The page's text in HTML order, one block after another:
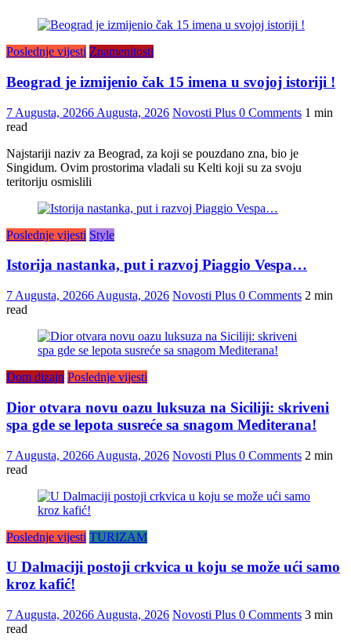
Poslednje vijesti Znamenitosti
Beograd je izmijenio čak 15 imena u svojoj istoriji !
7 Augusta, 20266 Augusta, 2026 Novosti Plus 0 Comments 1 min
read
Najstariji naziv za Beograd, za koji se pouzdano zna, bio je
Singidum. Ovim prostorima vladali su Kelti koji su za svoju
teritoriju osmislili
Poslednje vijesti Style
Istorija nastanka, put i razvoj Piaggio Vespa…
7 Augusta, 20266 Augusta, 2026 Novosti Plus 0 Comments 2 min
read
Dom dizajn Poslednje vijesti
Dior otvara novu oazu luksuza na Siciliji: skriveni
spa gde se lepota susreće sa snagom Mediterana!
7 Augusta, 20266 Augusta, 2026 Novosti Plus 0 Comments 2 min
read
Poslednje vijesti TURIZAM
U Dalmaciji postoji crkvica u koju se može ući samo
kroz kafić!
7 Augusta, 20266 Augusta, 2026 Novosti Plus 0 Comments 3 min
read